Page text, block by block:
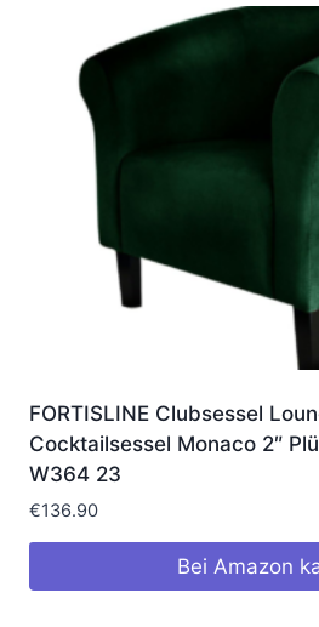
FORTISLINE Clubsessel
Cocktailsessel Monaco 2″
W364 23
€136.90
Bei Amazon